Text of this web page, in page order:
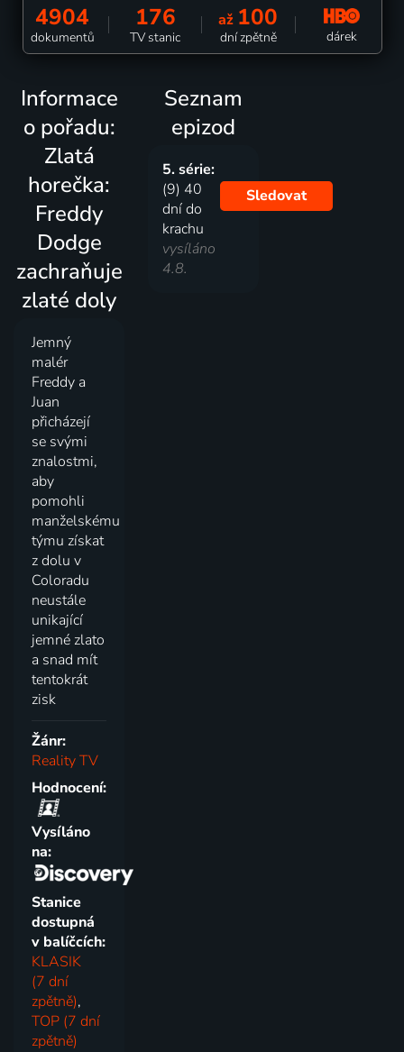
4904
dokumentů
176
TV stanic
až 100
dní zpětně dárek
Informace
o pořadu:
Zlatá
horečka:
Freddy
Dodge
zachraňuje
zlaté doly
Jemný
malér
Freddy a
Juan
přicházejí
se svými
znalostmi,
aby
pomohli
manželskému
týmu získat
z dolu v
Coloradu
neustále
unikající
jemné zlato
a snad mít
tentokrát
zisk
Žánr:
Reality TV
Hodnocení:
Vysíláno
na:
Stanice
dostupná
v balíčcích:
KLASIK
(7 dní
zpětně),
TOP (7 dní
zpětně)
Seznam
epizod
5. série:
(9) 40
dní do
krachu
vysíláno
4.8.
Sledovat